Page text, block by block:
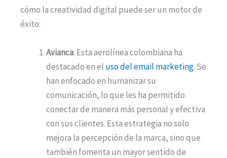
cómo la creatividad digital puede ser un motor de
éxito:
Avianca: Esta aerolínea colombiana ha
destacado en el uso del email marketing. Se
han enfocado en humanizar su
comunicación, lo que les ha permitido
conectar de manera más personal y efectiva
con sus clientes. Esta estrategia no solo
mejora la percepción de la marca, sino que
también fomenta un mayor sentido de